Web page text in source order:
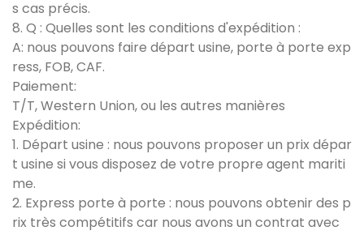
s cas précis.
8. Q : Quelles sont les conditions d'expédition :
A: nous pouvons faire départ usine, porte à porte exp
ress, FOB, CAF.
Paiement:
T/T, Western Union, ou les autres manières
Expédition:
1. Départ usine : nous pouvons proposer un prix dépar
t usine si vous disposez de votre propre agent mariti
me.
2. Express porte à porte : nous pouvons obtenir des p
rix très compétitifs car nous avons un contrat avec